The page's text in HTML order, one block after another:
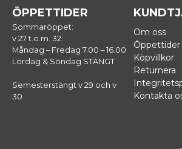
ÖPPETTIDER
Sommaröppet:
v 27 t.o.m. 32:
Måndag – Fredag 7.00 – 16.00
Lördag & Söndag STÄNGT
Semesterstängt v 29 och v
30
Om oss
Öppettider
Köpvillkor
Returnera
Kontakta